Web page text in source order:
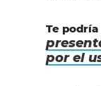
Te
por el